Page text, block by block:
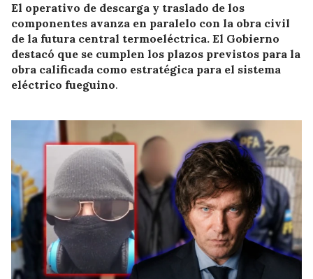
El operativo de descarga y traslado de los
componentes avanza en paralelo con la obra civil
de la futura central termoeléctrica. El Gobierno
destacó que se cumplen los plazos previstos para la
obra calificada como estratégica para el sistema
eléctrico fueguino.